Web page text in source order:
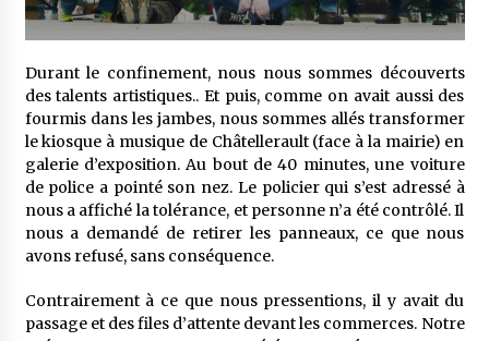
Durant le confinement, nous nous sommes découverts
des talents artistiques.. Et puis, comme on avait aussi des
fourmis dans les jambes, nous sommes allés transformer
le kiosque à musique de Châtellerault (face à la mairie) en
galerie d’exposition. Au bout de 40 minutes, une voiture
de police a pointé son nez. Le policier qui s’est adressé à
nous a affiché la tolérance, et personne n’a été contrôlé. Il
nous a demandé de retirer les panneaux, ce que nous
avons refusé, sans conséquence.
Contrairement à ce que nous pressentions, il y avait du
passage et des files d’attente devant les commerces. Notre